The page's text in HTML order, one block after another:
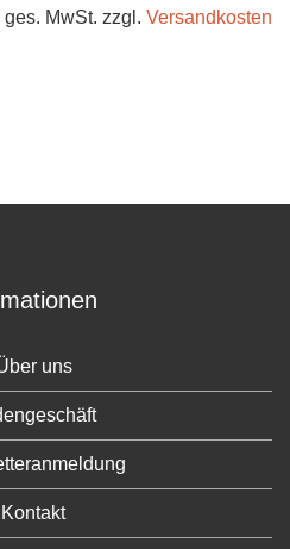
ges. MwSt. zzgl. Versandkosten
uns
Kontakt